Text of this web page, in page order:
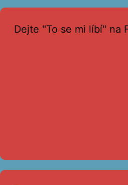
Dejte "To se mi líbí" na